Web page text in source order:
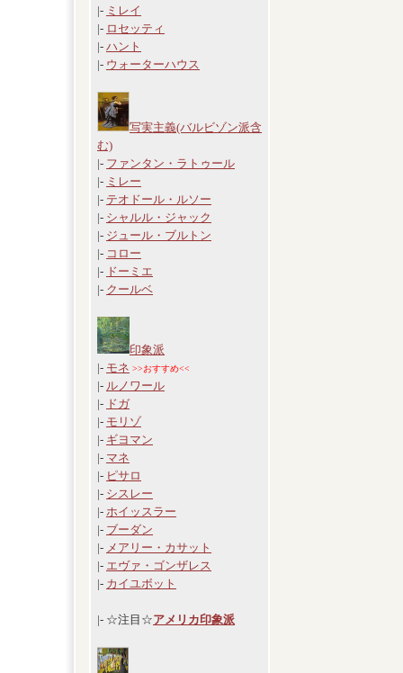
|- ミレイ
|- ロセッティ
|- ハント
|- ウォーターハウス
写実主義(バルビゾン派含
む)
|- ファンタン・ラトゥール
|- ミレー
|- テオドール・ルソー
|- シャルル・ジャック
|- ジュール・ブルトン
|- コロー
|- ドーミエ
|- クールベ
印象派
|- モネ >>おすすめ<<
|- ルノワール
|- ドガ
|- モリゾ
|- ギヨマン
|- マネ
|- ピサロ
|- シスレー
|- ホイッスラー
|- ブーダン
|- メアリー・カサット
|- エヴァ・ゴンザレス
|- カイユボット
|- ☆注目☆アメリカ印象派